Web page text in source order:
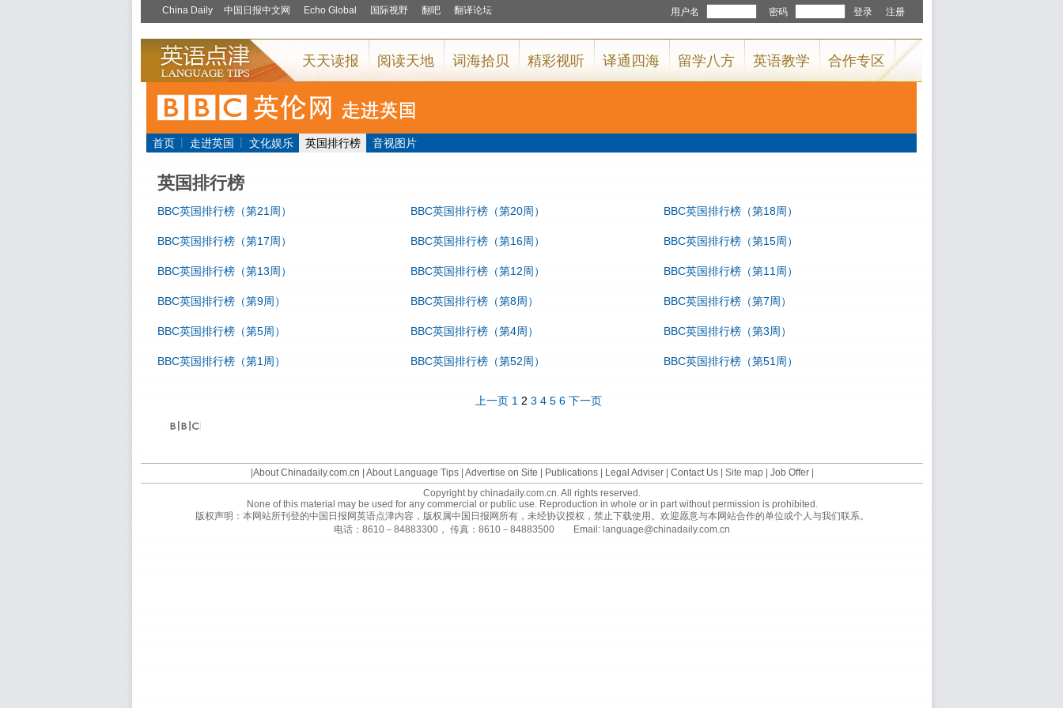
首页 | 走进英国 | 文化娱乐 英国排行榜 音视图片
英国排行榜
BBC英国排行榜（第21周） BBC英国排行榜（第20周） BBC英国排行榜（第18周）
BBC英国排行榜（第17周） BBC英国排行榜（第16周） BBC英国排行榜（第15周）
BBC英国排行榜（第13周） BBC英国排行榜（第12周） BBC英国排行榜（第11周）
BBC英国排行榜（第9周） BBC英国排行榜（第8周） BBC英国排行榜（第7周）
BBC英国排行榜（第5周） BBC英国排行榜（第4周） BBC英国排行榜（第3周）
BBC英国排行榜（第1周） BBC英国排行榜（第52周） BBC英国排行榜（第51周）
上一页 1 2 3 4 5 6 下一页